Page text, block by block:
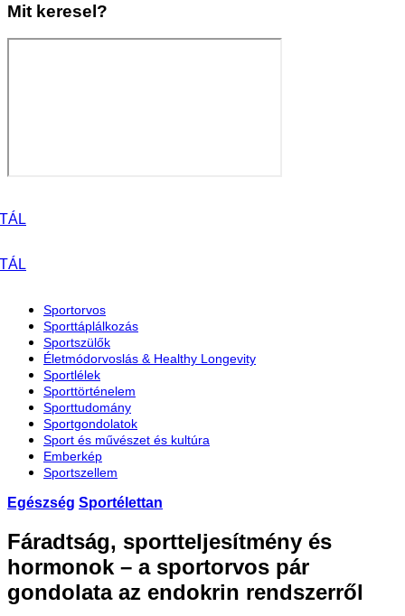
Mit keresel?
Sportorvos
Sporttáplálkozás
Sportszülők
Életmódorvoslás & Healthy Longevity
Sportlélek
Sporttörténelem
Sporttudomány
Sportgondolatok
Sport és művészet és kultúra
Emberkép
Sportszellem
Egészség Sportélettan
Fáradtság, sportteljesítmény és
hormonok – a sportorvos pár
gondolata az endokrin rendszerről